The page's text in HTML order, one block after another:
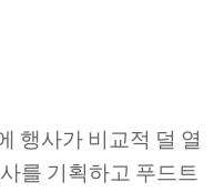
행사가 비교적 덜 열
를 기획하고 푸드트